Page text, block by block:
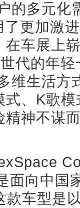
的多元
更加激
车展上
代的年
维生活方
、K歌
神不谋
面向中国
款车型是